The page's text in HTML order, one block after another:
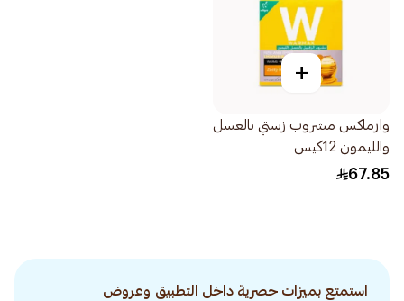
+
وارماكس مشروب زستي بالعسل
والليمون 12كيس
67.85
استمتع بميزات حصرية داخل التطبيق وعروض